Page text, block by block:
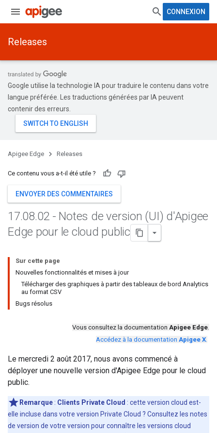
CONNEXION
Releases
Google utilise la technologie IA pour traduire le contenu dans votre
langue préférée. Les traductions générées par IA peuvent
contenir des erreurs.
Apigee Edge Releases
Ce contenu vous a-t-il été utile ?
ENVOYER DES COMMENTAIRES
17.08.02 - Notes de version (UI) d'Apigee
Edge pour le cloud public
Sur cette page
Nouvelles fonctionnalités et mises à jour
Télécharger des graphiques à partir des tableaux de bord Analytics
au format CSV
Bugs résolus
Vous consultez la documentation Apigee Edge.
Accédez à la documentation Apigee X.
Le mercredi 2 août 2017, nous avons commencé à
déployer une nouvelle version d'Apigee Edge pour le cloud
public.
Remarque : Clients Private Cloud : cette version cloud est-
elle incluse dans votre version Private Cloud ? Consultez les notes
de version de votre version pour connaître les versions cloud